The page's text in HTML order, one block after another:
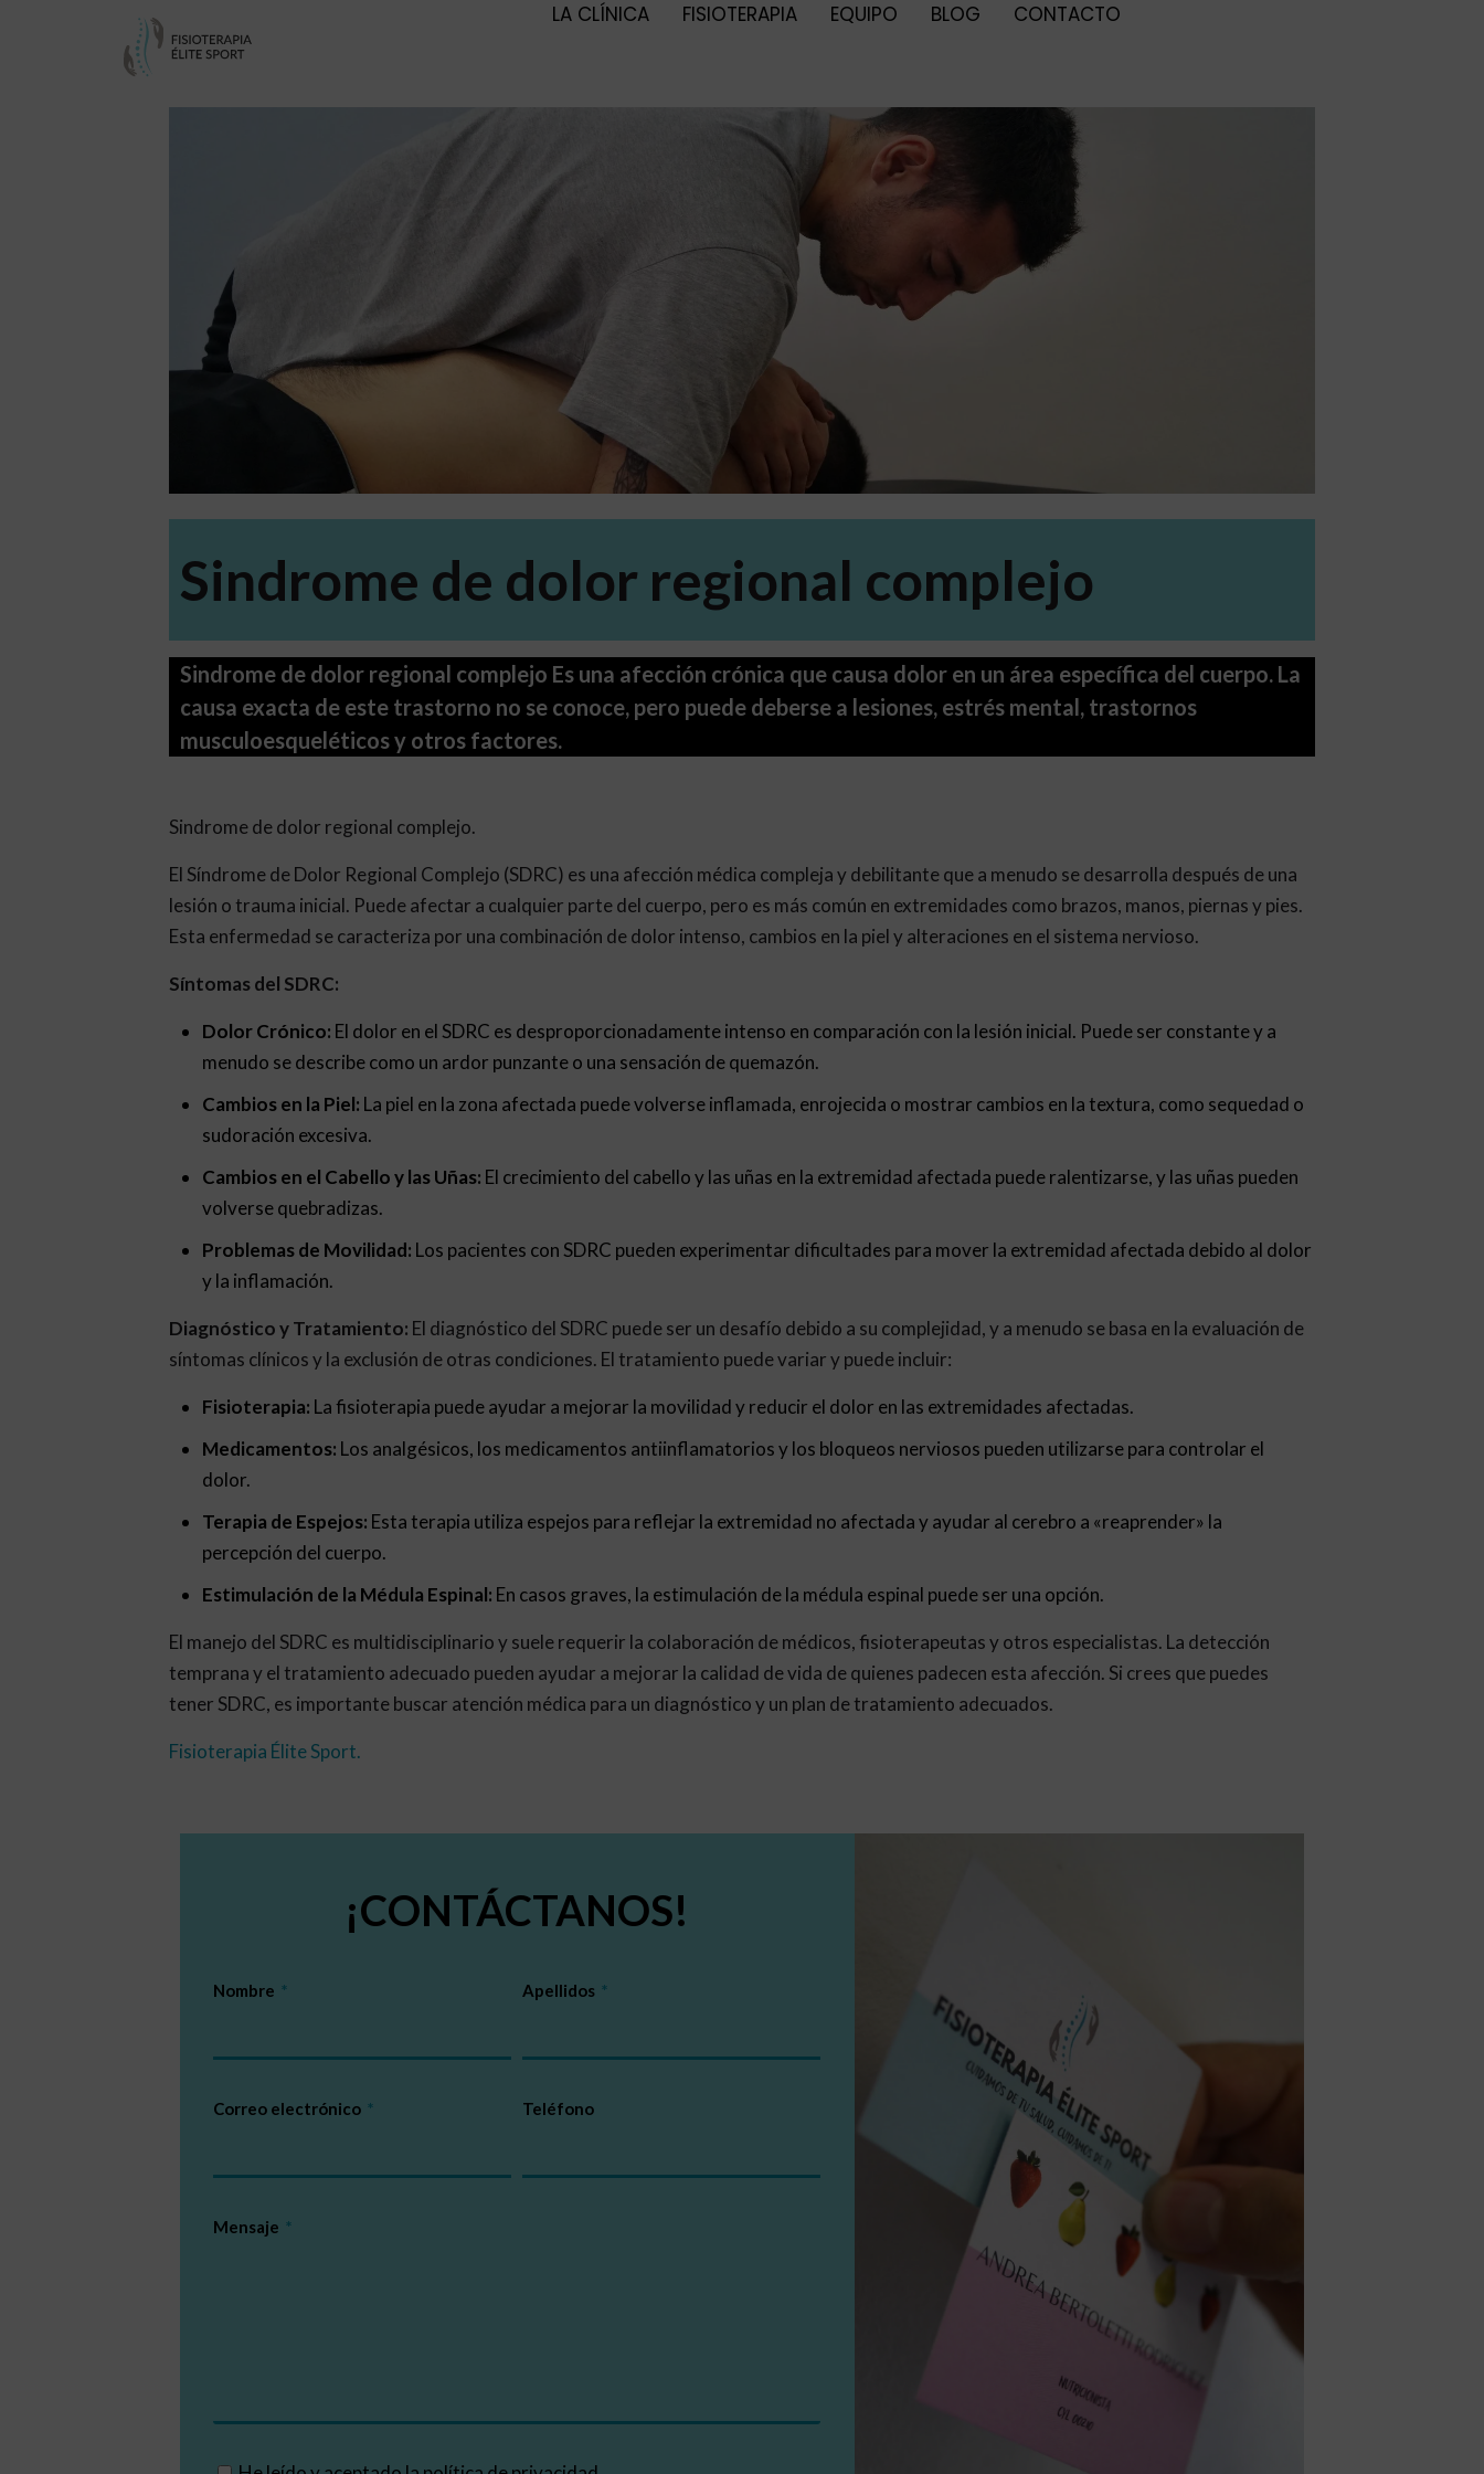
LA CLÍNICA FISIOTERAPIA EQUIPO BLOG CONTACTO
Sindrome de dolor regional complejo
Sindrome de dolor regional complejo Es una afección crónica que causa dolor en un área específica del cuerpo. La
causa exacta de este trastorno no se conoce, pero puede deberse a lesiones, estrés mental, trastornos
musculoesqueléticos y otros factores.
Sindrome de dolor regional complejo.
El Síndrome de Dolor Regional Complejo (SDRC) es una afección médica compleja y debilitante que a menudo se desarrolla después de una
lesión o trauma inicial. Puede afectar a cualquier parte del cuerpo, pero es más común en extremidades como brazos, manos, piernas y pies.
Esta enfermedad se caracteriza por una combinación de dolor intenso, cambios en la piel y alteraciones en el sistema nervioso.
Síntomas del SDRC:
Dolor Crónico: El dolor en el SDRC es desproporcionadamente intenso en comparación con la lesión inicial. Puede ser constante y a
menudo se describe como un ardor punzante o una sensación de quemazón.
Cambios en la Piel: La piel en la zona afectada puede volverse inflamada, enrojecida o mostrar cambios en la textura, como sequedad o
sudoración excesiva.
Cambios en el Cabello y las Uñas: El crecimiento del cabello y las uñas en la extremidad afectada puede ralentizarse, y las uñas pueden
volverse quebradizas.
Problemas de Movilidad: Los pacientes con SDRC pueden experimentar dificultades para mover la extremidad afectada debido al dolor
y la inflamación.
Diagnóstico y Tratamiento: El diagnóstico del SDRC puede ser un desafío debido a su complejidad, y a menudo se basa en la evaluación de
síntomas clínicos y la exclusión de otras condiciones. El tratamiento puede variar y puede incluir:
Fisioterapia: La fisioterapia puede ayudar a mejorar la movilidad y reducir el dolor en las extremidades afectadas.
Medicamentos: Los analgésicos, los medicamentos antiinflamatorios y los bloqueos nerviosos pueden utilizarse para controlar el
dolor.
Terapia de Espejos: Esta terapia utiliza espejos para reflejar la extremidad no afectada y ayudar al cerebro a «reaprender» la
percepción del cuerpo.
Estimulación de la Médula Espinal: En casos graves, la estimulación de la médula espinal puede ser una opción.
El manejo del SDRC es multidisciplinario y suele requerir la colaboración de médicos, fisioterapeutas y otros especialistas. La detección
temprana y el tratamiento adecuado pueden ayudar a mejorar la calidad de vida de quienes padecen esta afección. Si crees que puedes
tener SDRC, es importante buscar atención médica para un diagnóstico y un plan de tratamiento adecuados.
Fisioterapia Élite Sport.
¡CONTÁCTANOS!
Nombre Apellidos
Correo electrónico Teléfono
Mensaje